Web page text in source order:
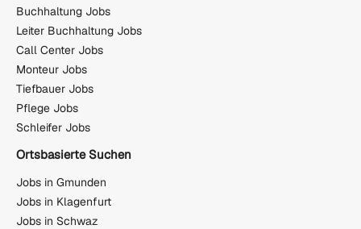
Buchhaltung Jobs
Leiter Buchhaltung Jobs
Call Center Jobs
Monteur Jobs
Tiefbauer Jobs
Pflege Jobs
Schleifer Jobs
Ortsbasierte Suchen
Jobs in Gmunden
Jobs in Klagenfurt
Jobs in Schwaz